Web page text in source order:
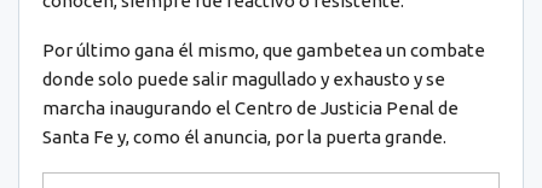
Por último gana él mismo, que gambetea un combate
donde solo puede salir magullado y exhausto y se
marcha inaugurando el Centro de Justicia Penal de
Santa Fe y, como él anuncia, por la puerta grande.